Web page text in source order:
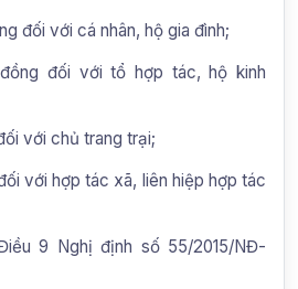
đối với cá nhân, hộ gia đình;
đối với tổ hợp tác, hộ kinh
với chủ trang trại;
với hợp tác xã, liên hiệp hợp tác
9 Nghị định số 55/2015/NĐ-